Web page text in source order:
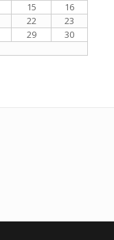
15
16
22
23
29
30